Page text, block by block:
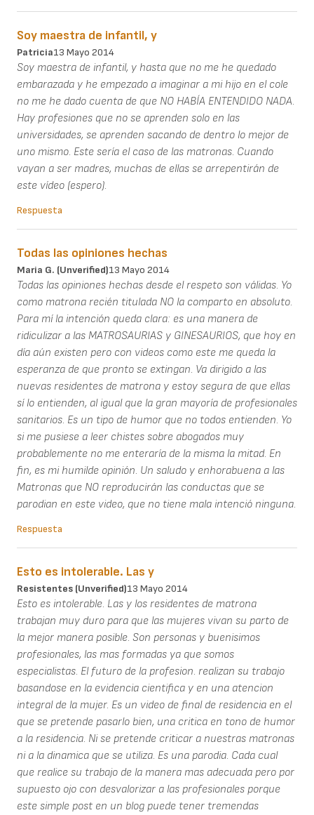
Soy maestra de infantil, y
Patricia13 Mayo 2014
Soy maestra de infantil, y hasta que no me he quedado
embarazada y he empezado a imaginar a mi hijo en el cole
no me he dado cuenta de que NO HABÍA ENTENDIDO NADA.
Hay profesiones que no se aprenden solo en las
universidades, se aprenden sacando de dentro lo mejor de
uno mismo. Este sería el caso de las matronas. Cuando
vayan a ser madres, muchas de ellas se arrepentirán de
este vídeo (espero).
Respuesta
Todas las opiniones hechas
Maria G. (unverified)13 Mayo 2014
Todas las opiniones hechas desde el respeto son válidas. Yo
como matrona recién titulada NO la comparto en absoluto.
Para mí la intención queda clara: es una manera de
ridiculizar a las MATROSAURIAS y GINESAURIOS, que hoy en
día aún existen pero con videos como este me queda la
esperanza de que pronto se extingan. Va dirigido a las
nuevas residentes de matrona y estoy segura de que ellas
sí lo entienden, al igual que la gran mayoría de profesionales
sanitarios. Es un tipo de humor que no todos entienden. Yo
si me pusiese a leer chistes sobre abogados muy
probablemente no me enteraría de la misma la mitad. En
fin, es mi humilde opinión. Un saludo y enhorabuena a las
Matronas que NO reproducirán las conductas que se
parodian en este video, que no tiene mala intenció ninguna.
Respuesta
Esto es intolerable. Las y
Resistentes (unverified)13 Mayo 2014
Esto es intolerable. Las y los residentes de matrona
trabajan muy duro para que las mujeres vivan su parto de
la mejor manera posible. Son personas y buenisimos
profesionales, las mas formadas ya que somos
especialistas. El futuro de la profesion. realizan su trabajo
basandose en la evidencia cientifica y en una atencion
integral de la mujer. Es un video de final de residencia en el
que se pretende pasarlo bien, una critica en tono de humor
a la residencia. Ni se pretende criticar a nuestras matronas
ni a la dinamica que se utiliza. Es una parodia. Cada cual
que realice su trabajo de la manera mas adecuada pero por
supuesto ojo con desvalorizar a las profesionales porque
este simple post en un blog puede tener tremendas